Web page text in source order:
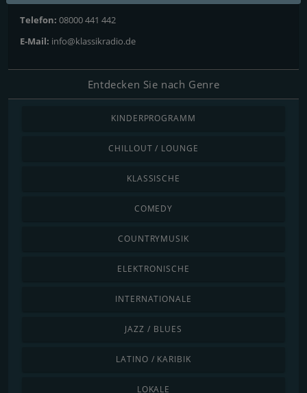
Telefon: 08000 441 442
E-Mail: info@klassikradio.de
Entdecken Sie nach Genre
KINDERPROGRAMM
CHILLOUT / LOUNGE
KLASSISCHE
COMEDY
COUNTRYMUSIK
ELEKTRONISCHE
INTERNATIONALE
JAZZ / BLUES
LATINO / KARIBIK
LOKALE